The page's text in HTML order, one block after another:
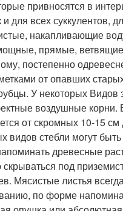
привносятся в
и для всех суккулентов,
накапливающие
прямые,
постепенно
от опавших
У некоторых Видов
воздушные корни.
от скромных 10-15 см
видов стебли могут быть
древесные
скрываться под
Мясистые листья
по форме